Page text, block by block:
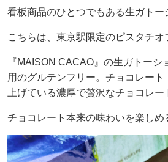
看板商品のひとつでもある生ガトー
こちらは、東京駅限定のピスタチオ
『MAISON CACAO』の生ガトーシ
用のグルテンフリー。チョコレー
上げている濃厚で贅沢なチョコレー
チョコレート本来の味わいを楽しめ